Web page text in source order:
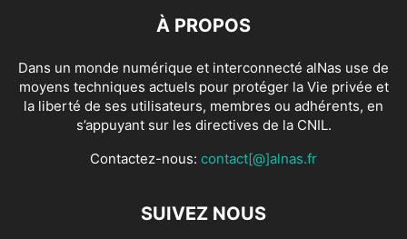
À PROPOS
Dans un monde numérique et interconnecté alNas use de
moyens techniques actuels pour protéger la Vie privée et
la liberté de ses utilisateurs, membres ou adhérents, en
s’appuyant sur les directives de la CNIL.
Contactez-nous: contact[@]alnas.fr
SUIVEZ NOUS